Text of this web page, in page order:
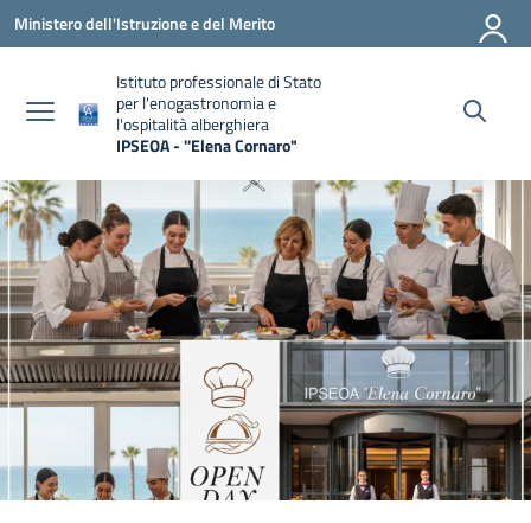
Vai ai contenuti
Vai al menu di navigazione
Vai al footer
Ministero dell'Istruzione e del Merito
Istituto professionale di Stato
per l'enogastronomia e
l'ospitalità alberghiera
IPSEOA - ''Elena Cornaro"